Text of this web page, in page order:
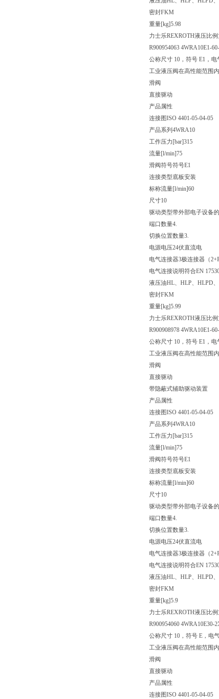
密封FKM
重量[kg]5.98
力士乐REXROTH液压比
R900954063 4WRA10E1-
公称尺寸 10，符号 E1，
工业液压阀在高性能范围
滑阀
直接驱动
产品属性
连接图ISO 4401-05-04-05
产品系列 4WRA10
工作压力[bar]315
流量[l/min]75
滑阀符号符号E1
连接类型底板安装
标称流量[l/min]60
尺寸10
驱动类型带外部电子设备
端口数量4.
切换位置数量3.
电源电压24伏直流电
电气连接器3极连接器（
电气连接说明符合EN
液压油HL、HLP、HLPD
密封FKM
重量[kg]5.99
力士乐REXROTH液压比
R900908978 4WRA10E1-
公称尺寸 10，符号 E1，
工业液压阀在高性能范围
滑阀
直接驱动
带隐蔽式辅助驱动装置
产品属性
连接图ISO 4401-05-04-05
产品系列 4WRA10
工作压力[bar]315
流量[l/min]75
滑阀符号符号E1
连接类型底板安装
标称流量[l/min]60
尺寸10
驱动类型带外部电子设备
端口数量4.
切换位置数量3.
电源电压24伏直流电
电气连接器3极连接器（
电气连接说明符合EN
液压油HL、HLP、HLPD
密封FKM
重量[kg]5.9
力士乐REXROTH液压比
R900954060 4WRA10E30-
公称尺寸 10，符号 E，电
工业液压阀在高性能范围
滑阀
直接驱动
产品属性
连接图ISO 4401-05-04-05